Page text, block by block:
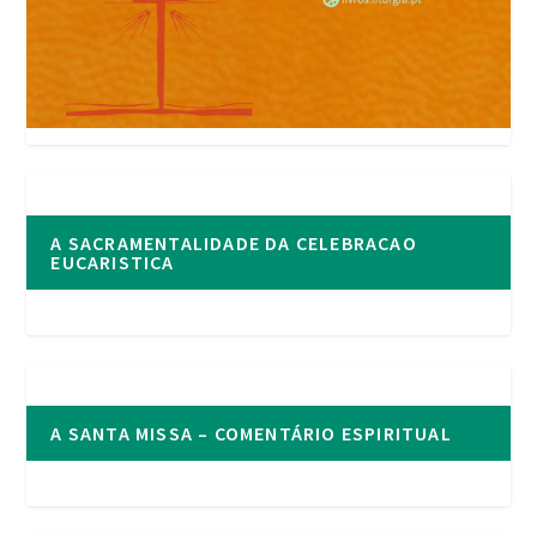
A SACRAMENTALIDADE DA CELEBRACAO
EUCARISTICA
A SANTA MISSA – COMENTÁRIO ESPIRITUAL